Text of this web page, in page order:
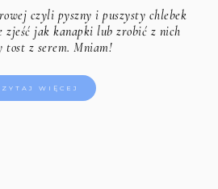
czyli pyszny i puszysty chlebek
zjeść jak kanapki lub zrobić z nich
tost z serem. Mniam!
WIĘCEJ